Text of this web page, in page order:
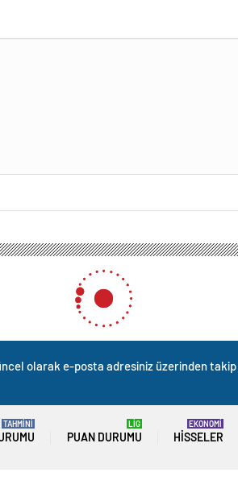
olarak e-posta adresiniz üzerinden takip
TAHMİNİ
PUAN DURUMU
LİG
HISSELER
EKONOMİ